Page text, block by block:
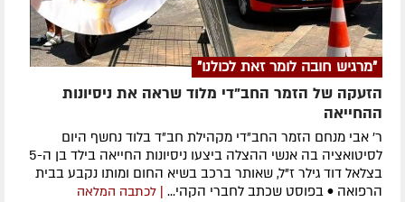
"מרגיש חובה לומר זאת לכולנו"
הזעקה של הזמר החב"די מלוד שראה את ניסיונות
ההחייאה
ר' אבי מנחם הזמר החב"די מקהילת חב"ד בלוד נחשף היום
לסיטואציה בה אנשי ההצלה ביצעו ניסיונות החייאה בילד בן ה-5
בצלאל דוד גילר ז"ל, שאותר ברכב בשיא החום ומותו נקבע בבית
הרפואה • בפוסט שכתב לחברי הקהי... | לכתבה המלאה